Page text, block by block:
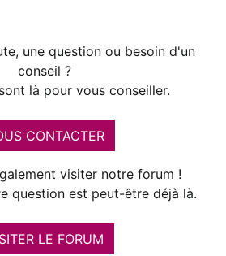
une question ou besoin d'un
conseil ?
là pour vous conseiller.
CONTACTER
visiter notre forum !
question est peut-être déjà là.
LE FORUM